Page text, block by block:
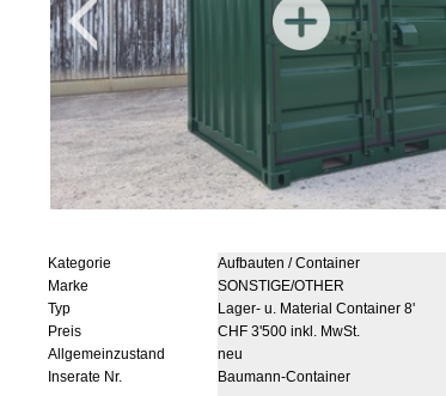
Kategorie
Aufbauten / Container
Marke
SONSTIGE/OTHER
Typ
Lager- u. Material Container 8'
Preis
CHF 3'500 inkl. MwSt.
Allgemeinzustand
neu
Inserate Nr.
Baumann-Container